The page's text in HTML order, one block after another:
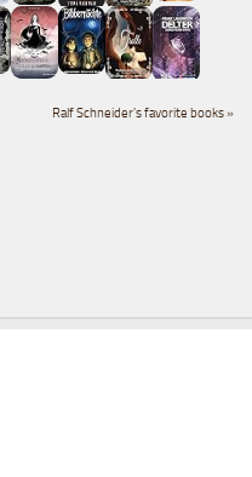
Ralf Schneider's favorite books »